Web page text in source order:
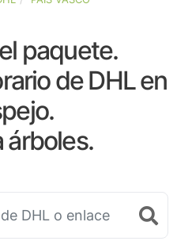
paquete.
de DHL en
árboles.